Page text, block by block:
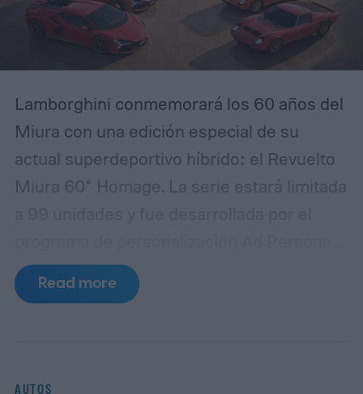
Lamborghini conmemorará los 60 años del
Miura con una edición especial de su
actual superdeportivo híbrido: el Revuelto
Miura 60° Homage. La serie estará limitada
junto con el departamento de diseño
Lamborghini Centro Stile. La presentación
Read more
AUTOS